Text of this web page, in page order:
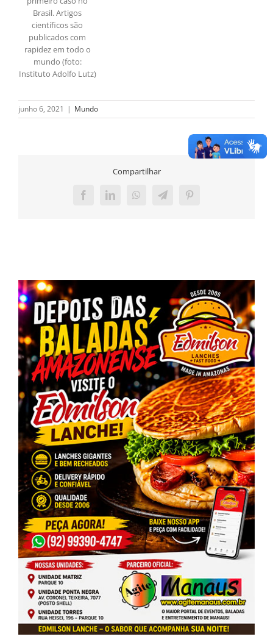
Brasil. Artigos
científicos são
publicados com
rapidez em todo o
mundo (foto:
Instituto Adolfo Lutz)
junho 6, 2021 | Mundo
Compartilhar
FacebookLinkedInWhatsAppTelegramPinterest